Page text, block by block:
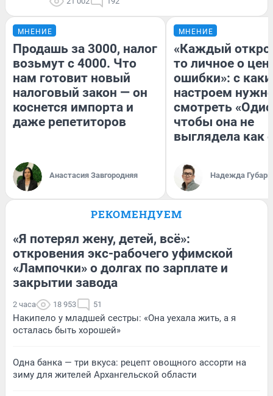
МНЕНИЕ
Продашь за 3000, налог
возьмут с 4000. Что
нам готовит новый
налоговый закон — он
коснется импорта и
даже репетиторов
Анастасия Завгородняя
МНЕНИЕ
«Каждый
то личное о
ошибки»: с
настроем
смотреть
чтобы она не
выглядела как
Надежда Губарь
РЕКОМЕНДУЕМ
«Я потерял жену, детей, всё»:
откровения экс-рабочего уфимской
«Лампочки» о долгах по зарплате и
закрытии завода
2 часа 18 953 51
Накипело у младшей сестры: «Она уехала жить, а я
осталась быть хорошей»
Одна банка — три вкуса: рецепт овощного ассорти на
зиму для жителей Архангельской области